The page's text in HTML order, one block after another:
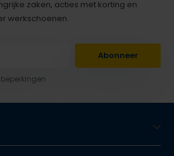
zaken, acties met korting en
werkschoenen.
Abonneer